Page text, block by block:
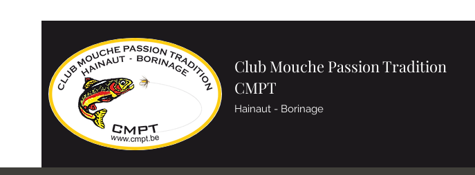
Club Mouche Passion Tradition
CMPT
Hainaut - Borinage